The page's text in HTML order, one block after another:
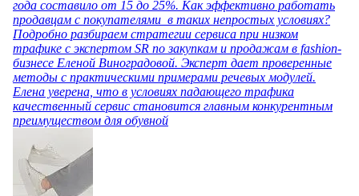
года составило от 15 до 25%. Как эффективно работать
продавцам с покупателями в таких непростых условиях?
Подробно разбираем стратегии сервиса при низком
трафике с экспертом SR по закупкам и продажам в fashion-
бизнесе Еленой Виноградовой. Эксперт дает проверенные
методы с практическими примерами речевых модулей.
Елена уверена, что в условиях падающего трафика
качественный сервис становится главным конкурентным
преимуществом для обувной